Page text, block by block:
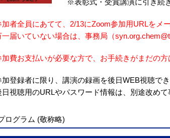
※表彰式・受賞講演に引き続
者全員にあてて、2/13にZoom参加用URLをメ
届いていない場合は、事務局（
費お支払いが必要な方で、お手続きがまだの方
登録者に限り、講演の録画を後日WEB視聴で
日視聴用のURLやパスワード情報は、別途改めて
ログラム (敬称略)